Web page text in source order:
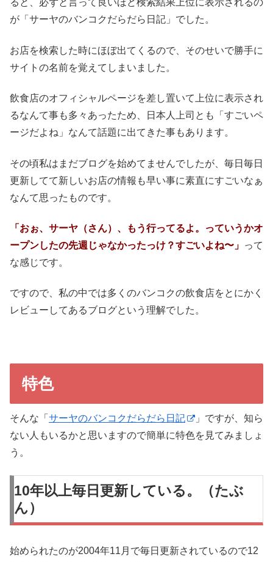
ると、必ずと言って良いほど検索結果上位に表示されるの
が「サーヤのバンコクだらだら日記」でした。
お店を検索した時にほぼ出てくるので、そのせいで勝手に
サイトの名前を覚えてしまいました。
飲食店のオフィシャルページを差し置いて上位に表示され
るなんて事も多々あったため、日本人上司とも「すごいペ
ージだよね」なんて話題に出てきた事もあります。
その頃私はまだブログを始めてませんでしたが、毎日毎日
更新してて新しいお店の情報も早い事に素直にすごいなぁ
なんて思ったものです。
「おぉ、サーヤ（さん）、もう行ってるよ。っていうかオ
ープンしたの先週じゃなかったっけ？すごいよね〜」 って
な感じです。
ですので、私の中では多くのバンコクの飲食店をとにかく
レビューしてあるブログという理解でした。
特色
そんな「 サーヤのバンコクだらだら日記
」ですが、知ら
ない人もいるかと思いますので簡単に特色を見てみましょ
う。
10年以上毎日更新している。（たぶ
ん）
始められたのが2004年11月で毎日更新されているので12